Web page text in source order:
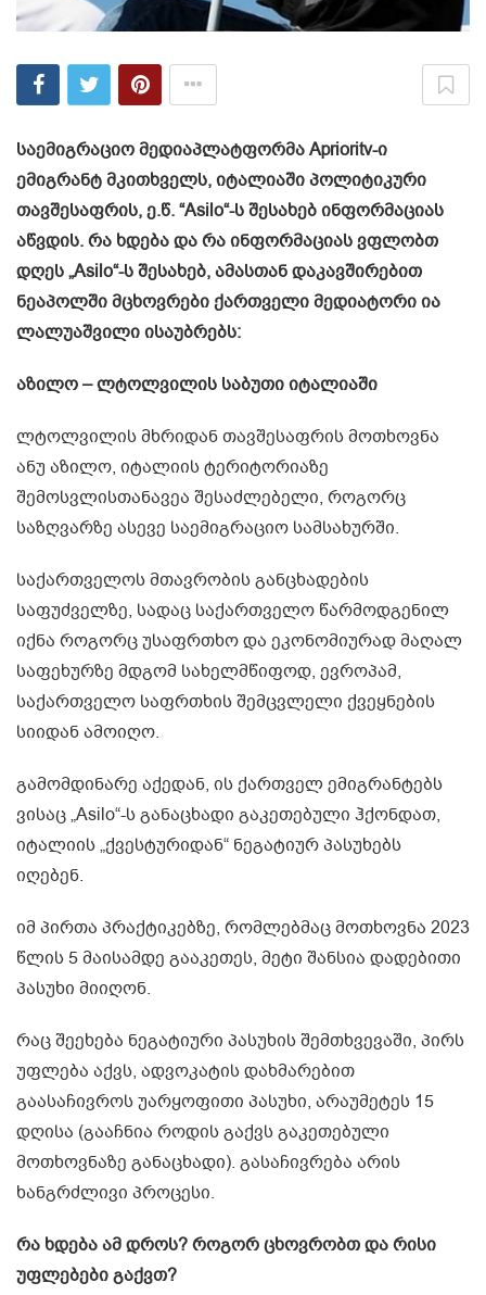
საემიგრაციო მედიაპლატფორმა Aprioritv-ი
ემიგრანტ მკითხველს, იტალიაში პოლიტიკური
თავშესაფრის, ე.წ. “Asilo“-ს შესახებ ინფორმაციას
აწვდის. რა ხდება და რა ინფორმაციას ვფლობთ
დღეს „Asilo“-ს შესახებ, ამასთან დაკავშირებით
ნეაპოლში მცხოვრები ქართველი მედიატორი ია
ლალუაშვილი ისაუბრებს:
აზილო – ლტოლვილის საბუთი იტალიაში
ლტოლვილის მხრიდან თავშესაფრის მოთხოვნა
ანუ აზილო, იტალიის ტერიტორიაზე
შემოსვლისთანავეა შესაძლებელი, როგორც
საზღვარზე ასევე საემიგრაციო სამსახურში.
საქართველოს მთავრობის განცხადების
საფუძველზე, სადაც საქართველო წარმოდგენილ
იქნა როგორც უსაფრთხო და ეკონომიურად მაღალ
საფეხურზე მდგომ სახელმწიფოდ, ევროპამ,
საქართველო საფრთხის შემცვლელი ქვეყნების
სიიდან ამოიღო.
გამომდინარე აქედან, ის ქართველ ემიგრანტებს
ვისაც „Asilo“-ს განაცხადი გაკეთებული ჰქონდათ,
იტალიის „ქვესტურიდან“ ნეგატიურ პასუხებს
იღებენ.
იმ პირთა პრაქტიკებზე, რომლებმაც მოთხოვნა 2023
წლის 5 მაისამდე გააკეთეს, მეტი შანსია დადებითი
პასუხი მიიღონ.
რაც შეეხება ნეგატიური პასუხის შემთხვევაში, პირს
უფლება აქვს, ადვოკატის დახმარებით
გაასაჩივროს უარყოფითი პასუხი, არაუმეტეს 15
დღისა (გააჩნია როდის გაქვს გაკეთებული
მოთხოვნაზე განაცხადი). გასაჩივრება არის
ხანგრძლივი პროცესი.
რა ხდება ამ დროს? როგორ ცხოვრობთ და რისი
უფლებები გაქვთ?